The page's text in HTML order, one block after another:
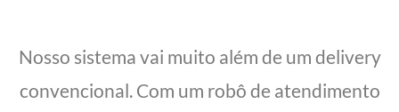
Nosso sistema vai muito além de um delivery
convencional. Com um robô de atendimento